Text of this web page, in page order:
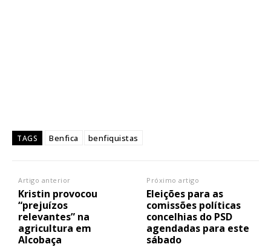
TAGS Benfica benfiquistas
Artigo anterior
Kristin provocou
“prejuízos
relevantes” na
agricultura em
Alcobaça
Próximo artigo
Eleições para as
comissões políticas
concelhias do PSD
agendadas para este
sábado